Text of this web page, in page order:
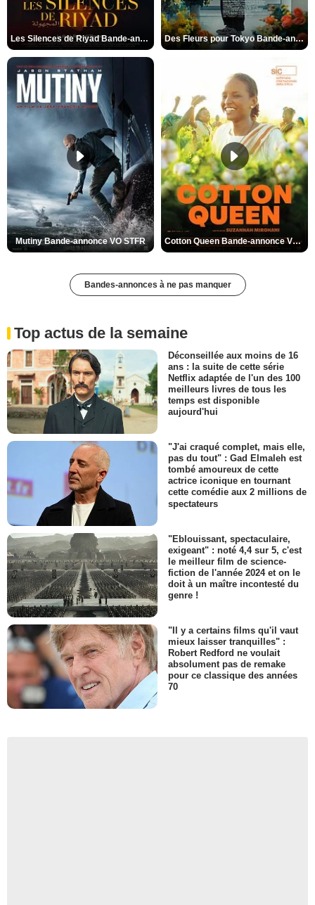
Les Silences de Riyad Bande-annonce VO STFR Des Fleurs pour Tokyo Bande-annonce VO STFR
Mutiny Bande-annonce VO STFR Cotton Queen Bande-annonce VO STFR
Bandes-annonces à ne pas manquer
Top actus de la semaine
Déconseillée aux moins de 16
ans : la suite de cette série
Netflix adaptée de l'un des 100
meilleurs livres de tous les
temps est disponible
aujourd'hui
"J'ai craqué complet, mais elle,
pas du tout" : Gad Elmaleh est
tombé amoureux de cette
actrice iconique en tournant
cette comédie aux 2 millions de
spectateurs
"Eblouissant, spectaculaire,
exigeant" : noté 4,4 sur 5, c'est
le meilleur film de science-
fiction de l'année 2024 et on le
doit à un maître incontesté du
genre !
"Il y a certains films qu'il vaut
mieux laisser tranquilles" :
Robert Redford ne voulait
absolument pas de remake
pour ce classique des années
70